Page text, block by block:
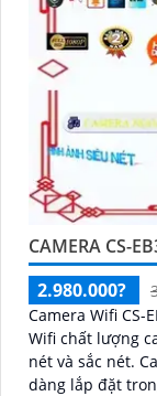
CAMERA CS-
2.980.000?
Camera Wifi CS-
Wifi chất lượng
nét và sắc nét. Camera này được thiết kế nhỏ gọn và dễ
dàng lắp đặt